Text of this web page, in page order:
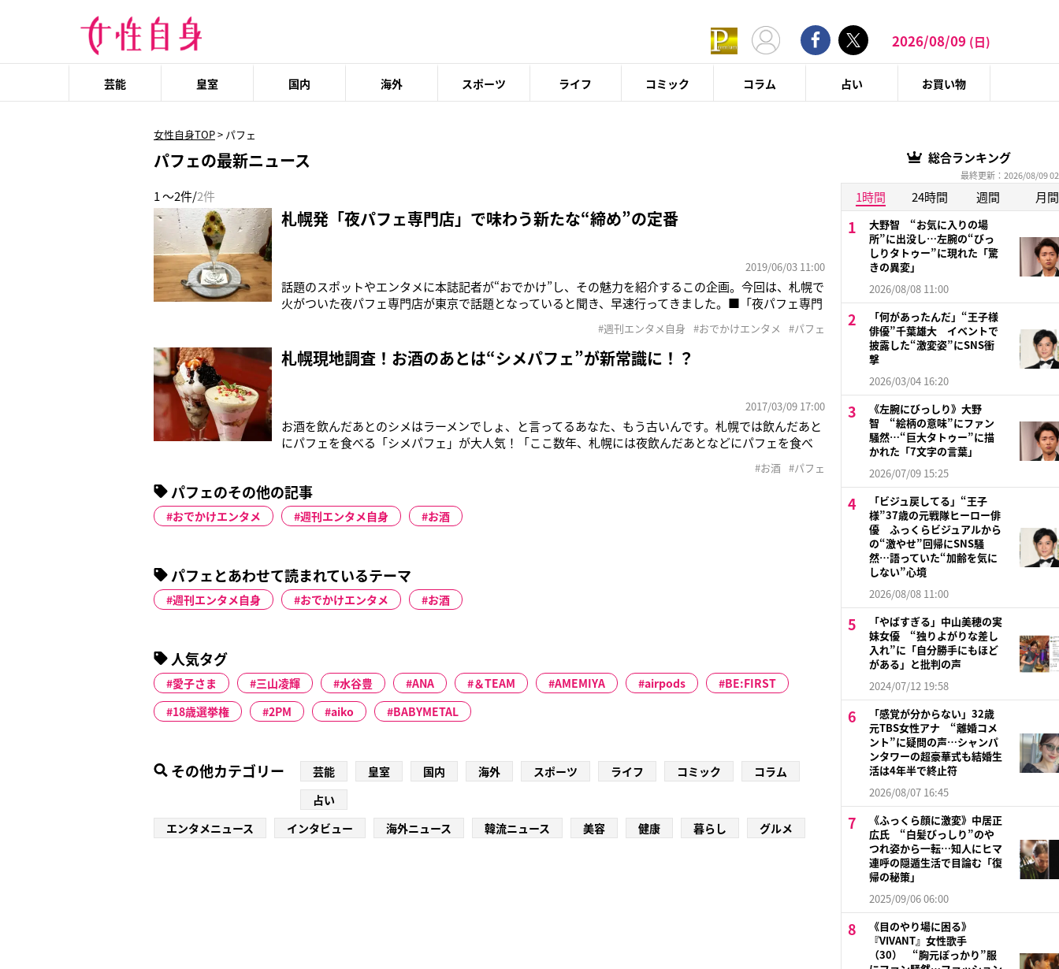
2026/08/09 (日)
芸能 皇室 国内 海外 スポーツ ライフ コミック コラム 占い お買い物
女性自身TOP> パフェ
パフェの最新ニュース
1 ～2件/2件
札幌発「夜パフェ専門店」で味わう新たな“締め”の定番
2019/06/03 11:00
話題のスポットやエンタメに本誌記者が“おでかけ”し、その魅力を紹介するこの企画。今回は、札幌で
火がついた夜パフェ専門店が東京で話題となっていると聞き、早速行ってきました。■「夜パフェ専門
専門店 モモブクロ」が新オープン）今回お邪魔したのは、渋谷の飲み屋街にある「パフェテリア ベ
ル」。混雑時には1
#週刊エンタメ自身 #おでかけエンタメ #パフェ
札幌現地調査！お酒のあとは“シメパフェ”が新常識に！？
2017/03/09 17:00
お酒を飲んだあとのシメはラーメンでしょ、と言ってるあなた、もう古いんです。札幌では飲んだあと
にパフェを食べる「シメパフェ」が大人気！「ここ数年、札幌には夜飲んだあとなどにパフェを食べ
パフェ』の公式サイトをオープン。同時に札幌で200万人動員するグルメフェスタでシメパフェPRブー
スを出店したら、またたくま
#お酒 #パフェ
パフェのその他の記事
おでかけエンタメ 週刊エンタメ自身 お酒
パフェとあわせて読まれているテーマ
週刊エンタメ自身 おでかけエンタメ お酒
人気タグ
愛子さま 三山凌輝 水谷豊 ANA ＆TEAM AMEMIYA airpods
BE:FIRST
18歳選挙権
2PM aiko BABYMETAL
その他カテゴリー 芸能 皇室 国内 海外 スポーツ ライフ コミック
コラム
占い
エンタメニュース
インタビュー 海外ニュース 韓流ニュース 美容 健康 暮らし グルメ
総合ランキング
最終更新：2026/08/09
1時間 24時間 週間 月間
大野智 “お気に入りの場
所”に出没し…左腕の“びっ
しりタトゥー”に現れた「驚
きの異変」
2026/08/08 11:00
「何があったんだ」“王子様
俳優”千葉雄大 イベントで
披露した“激変姿”にSNS衝
撃
2026/03/04 16:20
《左腕にびっしり》大野
智 “絵柄の意味”にファン
騒然…“巨大タトゥー”に描
かれた「7文字の言葉」
2026/07/09 15:25
「ビジュ戻してる」“王子
様”37歳の元戦隊ヒーロー俳
優 ふっくらビジュアルから
の“激やせ”回帰にSNS騒
然…語っていた“加齢を気に
しない”心境
2026/08/08 11:00
「やばすぎる」中山美穂の実
妹女優 “独りよがりな差し
入れ”に「自分勝手にもほど
がある」と批判の声
2024/07/12 19:58
「感覚が分からない」32歳
元TBS女性アナ “離婚コメ
ント”に疑問の声…シャンパ
ンタワーの超豪華式も結婚生
活は4年半で終止符
2026/08/07 16:45
《ふっくら顔に激変》中居正
広氏 “白髪びっしり”のや
つれ姿から一転…知人にヒマ
連呼の隠遁生活で目論む「復
帰の秘策」
2025/09/06 06:00
《目のやり場に困る》
『VIVANT』女性歌手
（30） “胸元ぽっかり”服